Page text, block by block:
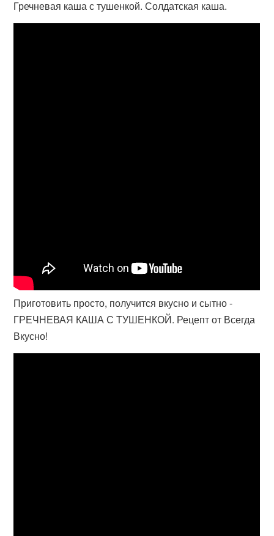
Гречневая каша с тушенкой. Солдатская каша.
Приготовить просто, получится вкусно и сытно -
ГРЕЧНЕВАЯ КАША С ТУШЕНКОЙ. Рецепт от Всегда
Вкусно!